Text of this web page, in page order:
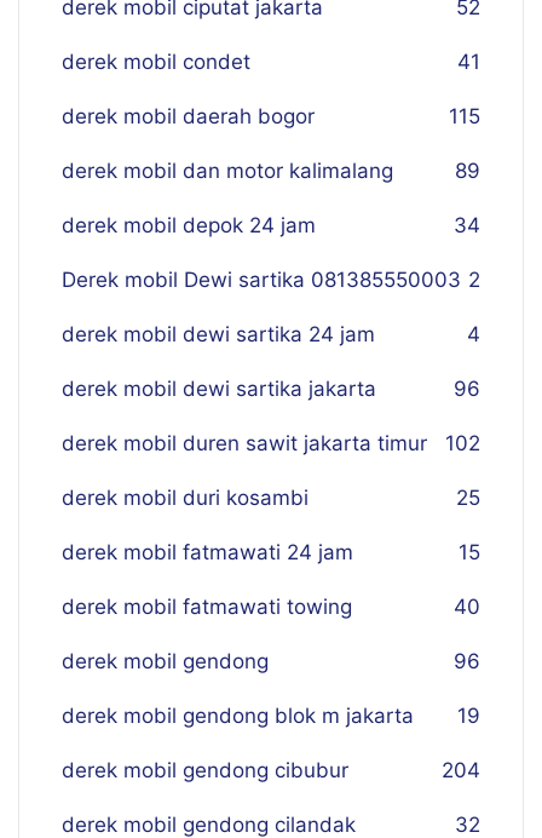
derek mobil ciputat jakarta 52
derek mobil condet 41
derek mobil daerah bogor 115
derek mobil dan motor kalimalang 89
derek mobil depok 24 jam 34
Derek mobil Dewi sartika 081385550003 2
derek mobil dewi sartika 24 jam 4
derek mobil dewi sartika jakarta 96
derek mobil duren sawit jakarta timur 102
derek mobil duri kosambi 25
derek mobil fatmawati 24 jam 15
derek mobil fatmawati towing 40
derek mobil gendong 96
derek mobil gendong blok m jakarta 19
derek mobil gendong cibubur 204
derek mobil gendong cilandak 32